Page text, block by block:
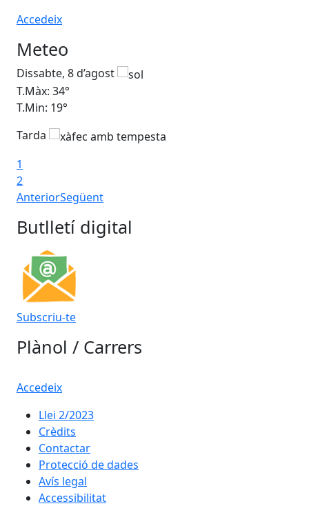
Accedeix
Meteo
Dissabte, 8 d’agost
T.Màx: 34°
T.Min: 19°
Tarda
1
2
AnteriorSegüent
Butlletí digital
Subscriu-te
Plànol / Carrers
Accedeix
Llei 2/2023
Crèdits
Contactar
Protecció de dades
Avís legal
Accessibilitat